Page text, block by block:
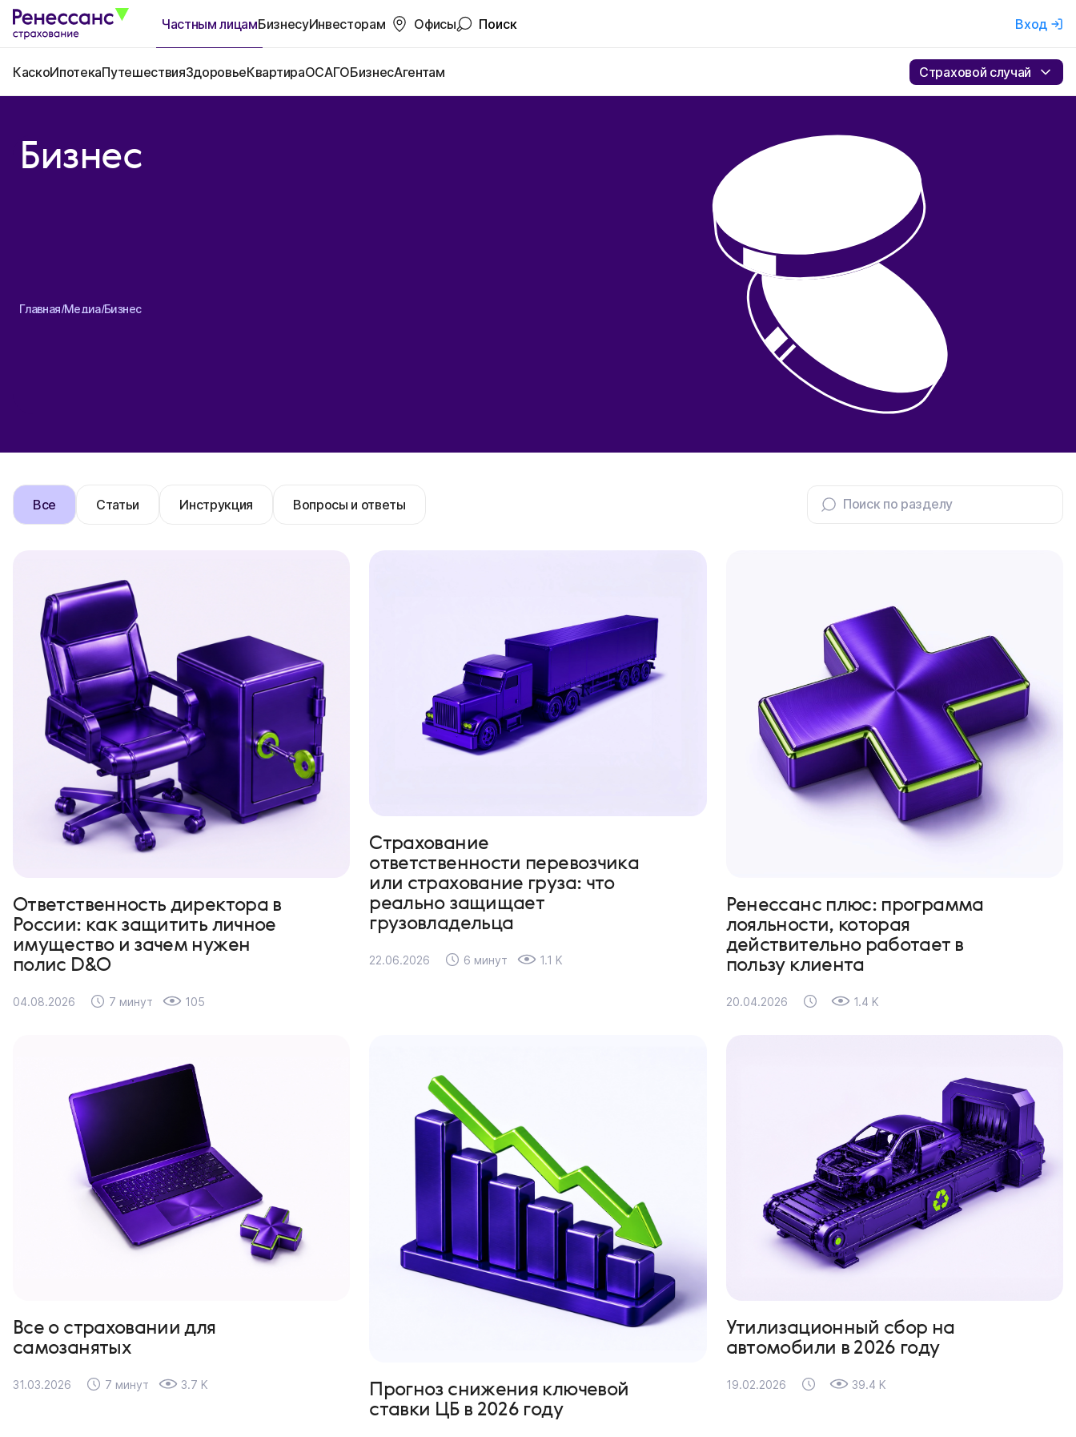
Частным лицамБизнесуИнвесторам Офисы Поиск Вход
КаскоИпотекаПутешествияЗдоровьеКвартираОСАГОБизнесАгентам Страховой случай
Бизнес
Главная/Медиа/Бизнес
Все Статьи Инструкция Вопросы и ответы
Ответственность директора в
России: как защитить личное
имущество и зачем нужен
полис D&O
04.08.2026 7 минут 105
Страхование
ответственности перевозчика
или страхование груза: что
реально защищает
грузовладельца
22.06.2026 6 минут 1.1 K
Ренессанс плюс: программа
лояльности, которая
действительно работает в
пользу клиента
20.04.2026 1.4 K
Все о страховании для
самозанятых
31.03.2026 7 минут 3.7 K Прогноз снижения ключевой
ставки ЦБ в 2026 году
Утилизационный сбор на
автомобили в 2026 году
19.02.2026 39.4 K